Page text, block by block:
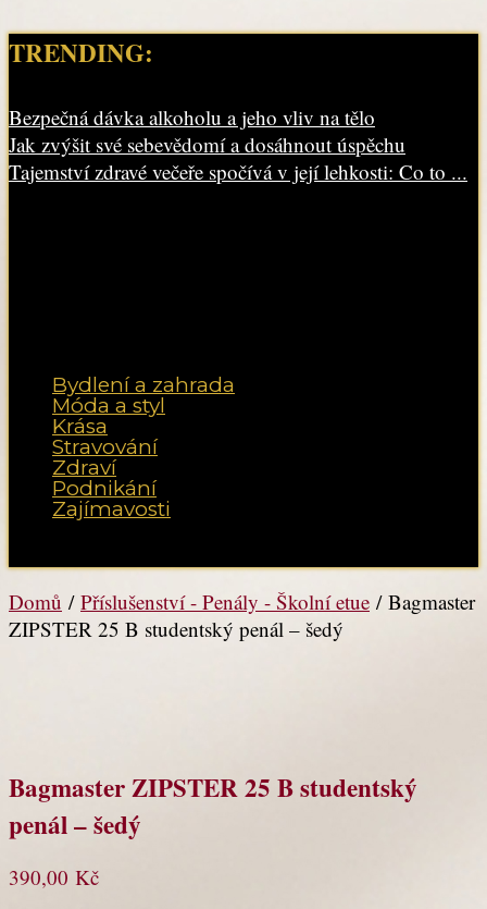
TRENDING:
Bezpečná dávka alkoholu a jeho vliv na tělo
Jak zvýšit své sebevědomí a dosáhnout úspěchu
Tajemství zdravé večeře spočívá v její lehkosti: Co to ...
Bydlení a zahrada
Móda a styl
Krása
Stravování
Zdraví
Podnikání
Zajímavosti
Domů / Příslušenství - Penály - Školní etue / Bagmaster
ZIPSTER 25 B studentský penál – šedý
Bagmaster ZIPSTER 25 B studentský
penál – šedý
390,00 Kč